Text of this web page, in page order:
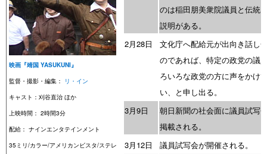
映画『靖国 YASUKUNI』
監督・撮影・編集：
リ・イン
キャスト：刈谷直治 ほか
上映時間： 2時間3分
配給： ナインエンタテインメント
35ミリ/カラー/アメリカンビスタ/ステレ
のは稲田朋美衆院議員と伝統
説明がある。
2月28日
文化庁へ配給元が出向き話し
のであれば、特定の政党の議
ろいろな政党の方に声をかけ
い、と申し出る。
3月9日
朝日新聞の社会面に議員試写
掲載される。
3月12日
議員試写会が開催される。